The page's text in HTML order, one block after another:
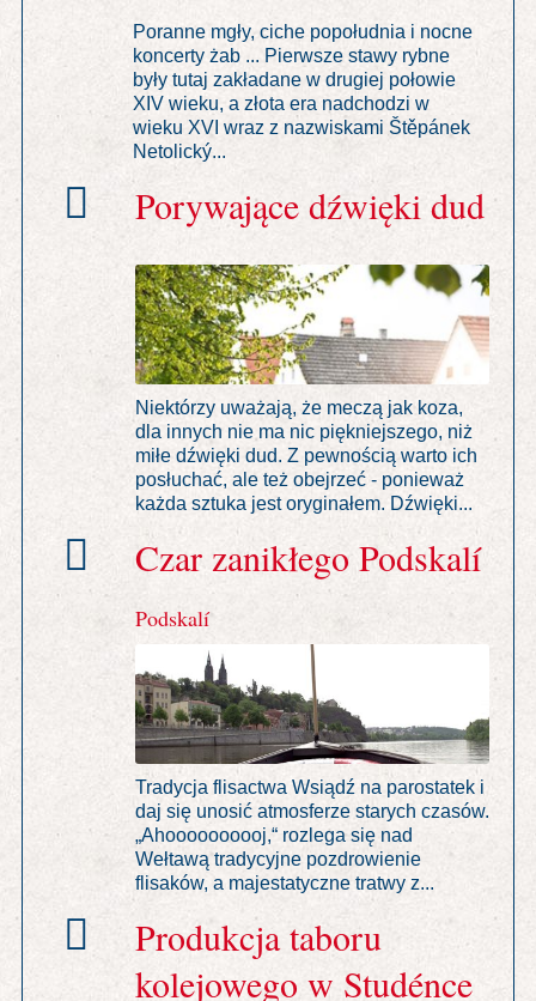
Poranne mgły, ciche popołudnia i nocne
koncerty żab ... Pierwsze stawy rybne
były tutaj zakładane w drugiej połowie
XIV wieku, a złota era nadchodzi w
wieku XVI wraz z nazwiskami Štěpánek
Netolický...
Porywające dźwięki dud
Niektórzy uważają, że meczą jak koza,
dla innych nie ma nic piękniejszego, niż
miłe dźwięki dud. Z pewnością warto ich
posłuchać, ale też obejrzeć - ponieważ
każda sztuka jest oryginałem. Dźwięki...
Czar zanikłego Podskalí
Podskalí
Tradycja flisactwa Wsiądź na parostatek i
daj się unosić atmosferze starych czasów.
„Ahoooooooooj,“ rozlega się nad
Wełtawą tradycyjne pozdrowienie
flisaków, a majestatyczne tratwy z...
Produkcja taboru
kolejowego w Studénce